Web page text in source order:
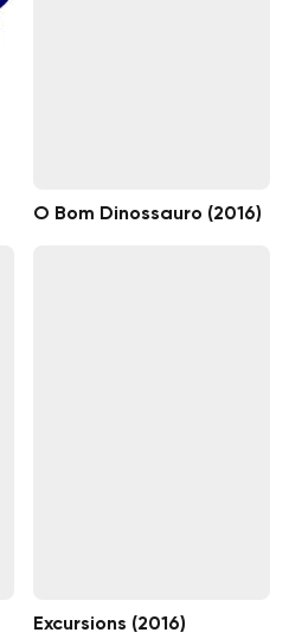
O Bom Dinossauro (2016)
Excursions (2016)